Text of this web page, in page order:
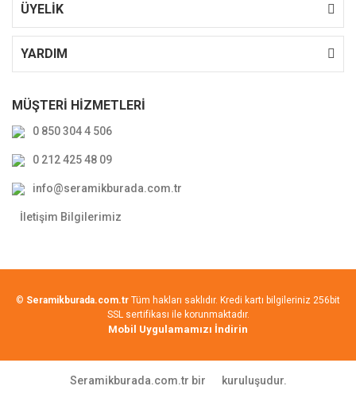
ÜYELİK
YARDIM
MÜŞTERİ HİZMETLERİ
0 850 304 4 506
0 212 425 48 09
info@seramikburada.com.tr
İletişim Bilgilerimiz
© Seramikburada.com.tr Tüm hakları saklıdır. Kredi kartı bilgileriniz 256bit
SSL sertifikası ile korunmaktadır.
Mobil Uygulamamızı İndirin
Seramikburada.com.tr bir kuruluşudur.